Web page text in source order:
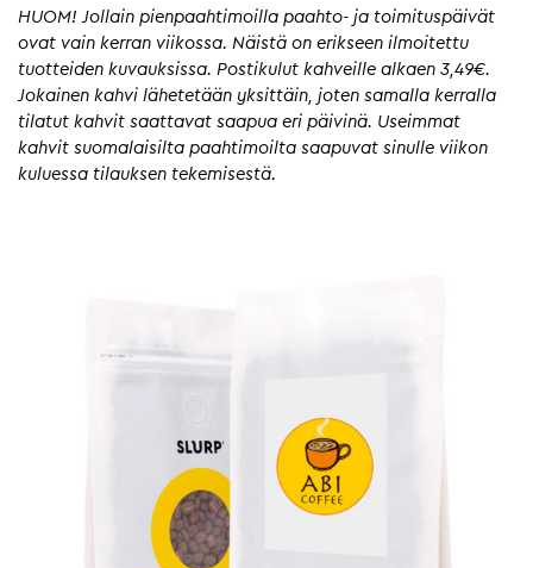
HUOM! Jollain pienpaahtimoilla paahto- ja toimituspäivät
ovat vain kerran viikossa. Näistä on erikseen ilmoitettu
tuotteiden kuvauksissa. Postikulut kahveille alkaen 3,49€.
Jokainen kahvi lähetetään yksittäin, joten samalla kerralla
tilatut kahvit saattavat saapua eri päivinä. Useimmat
kahvit suomalaisilta paahtimoilta saapuvat sinulle viikon
kuluessa tilauksen tekemisestä.